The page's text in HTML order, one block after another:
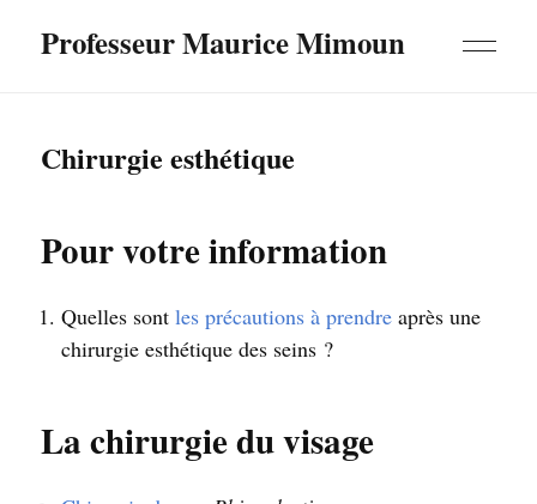
Professeur Maurice Mimoun
Chirurgie esthétique
Pour votre information
Quelles sont les précautions à prendreaprès une
chirurgie esthétique des seins ?
La chirurgie du visage